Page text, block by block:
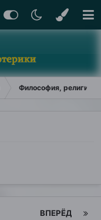
Философия, религия,
ВПЕРЁД